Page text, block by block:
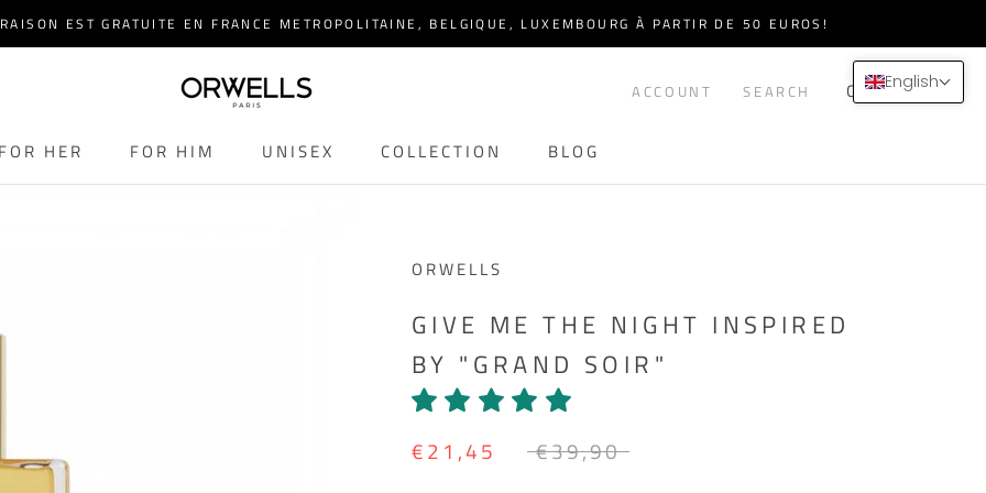
EST GRATUITE EN FRANCE METROPOLITAINE, BELGIQUE, LUXEMBOURG À PARTIR DE 50 EUROS!
FOR HER FOR HIM UNISEX COLLECTION BLOG
ACCOUNT SEARCH CART (0)
ORWELLS
GIVE ME THE NIGHT INSPIRED
BY "GRAND SOIR"
€21,45 €39,90
English